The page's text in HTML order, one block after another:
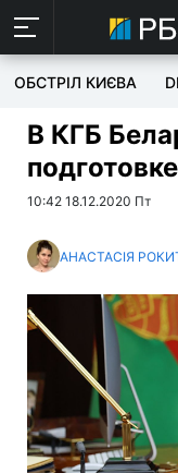
ОБСТРІЛ КИЄВА
В КГБ
10:42 18.12.2020 Пт
АНАСТАСІЯ